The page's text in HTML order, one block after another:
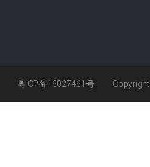
粤ICP备16027461号